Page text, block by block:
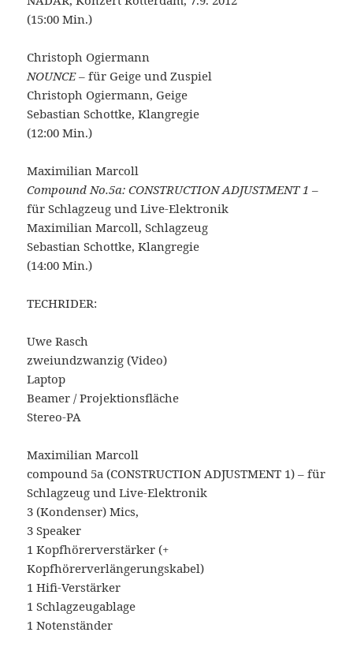
(15:00 Min.)
Christoph Ogiermann
NOUNCE– für Geige und Zuspiel
Christoph Ogiermann, Geige
Sebastian Schottke, Klangregie
(12:00 Min.)
Maximilian Marcoll
Compound No.5a: CONSTRUCTION ADJUSTMENT 1 –
für Schlagzeug und Live-Elektronik
Maximilian Marcoll, Schlagzeug
Sebastian Schottke, Klangregie
(14:00 Min.)
TECHRIDER:
Uwe Rasch
zweiundzwanzig (Video)
Laptop
Beamer / Projektionsfläche
Stereo-PA
Maximilian Marcoll
compound 5a (CONSTRUCTION ADJUSTMENT 1) – für
Schlagzeug und Live-Elektronik
3 (Kondenser) Mics,
3 Speaker
1 Kopfhörerverstärker (+
Kopfhörerverlängerungskabel)
1 Hifi-Verstärker
1 Schlagzeugablage
1 Notenständer